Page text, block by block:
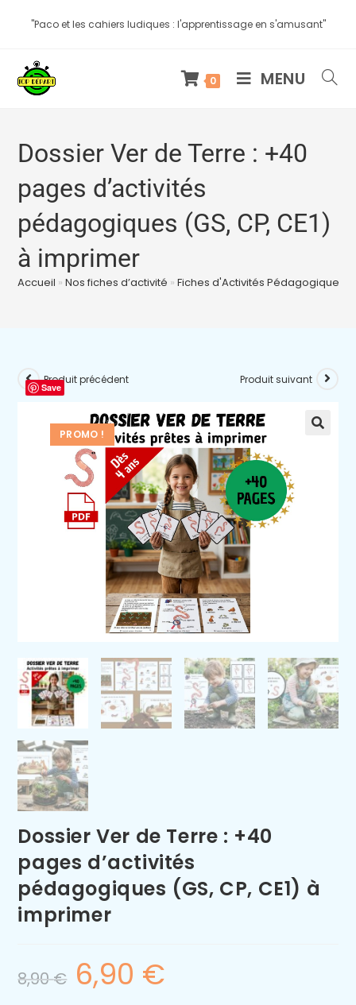
"Paco et les cahiers ludiques : l'apprentissage en s'amusant"
0 MENU
Dossier Ver de Terre : +40
pages d’activités
pédagogiques (GS, CP, CE1)
à imprimer
Accueil »Nos fiches d’activité »Fiches d'Activités Pédagogiques
PROMO !
Produit précédent Produit suivant
Save
Dossier Ver de Terre : +40
pages d’activités
pédagogiques (GS, CP, CE1) à
imprimer
8,90€ 6,90 €